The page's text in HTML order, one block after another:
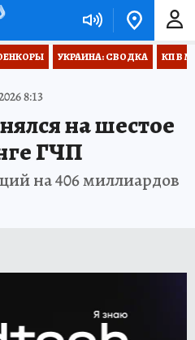
УКРАИНА: СВОДКА КП В
8:13
на шестое
ГЧП
на 406 миллиардов